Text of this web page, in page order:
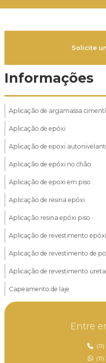
Solicite
Informações
Aplicação de argamassa
Aplicação de epóxi
Aplicação de epoxi
Aplicação de epóxi no chão
Aplicação de epoxi em piso
Aplicação de resina epóxi
Aplicação resina epóxi piso
Aplicação de revestimento epóxi
Aplicação de revestimento de
Aplicação de revestimento
Capeamento de laje
Capeamento de laje alveolar
Capeamento de laje pré
Capeamento de laje treliçada
Empresa de aplicação de epóxi
Entre